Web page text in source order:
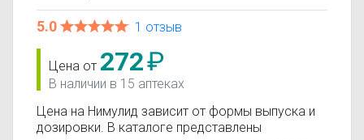
5.0 1 отзыв
Цена от 272₽
В наличии в 15 аптеках
Цена на Нимулид зависит от формы выпуска и
дозировки. В каталоге представлены